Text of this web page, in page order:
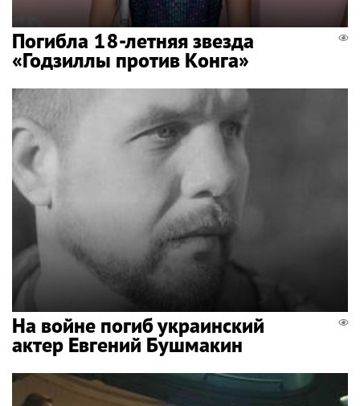
Погибла 18-летняя звезда
«Годзиллы против Конга»
На войне погиб украинский
актер Евгений Бушмакин